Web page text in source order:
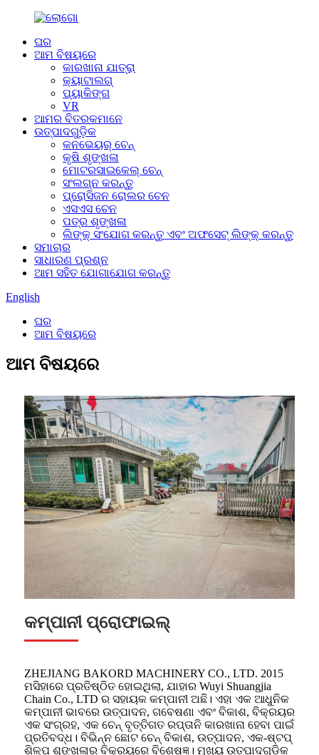
ଘର
ଆମ ବିଷୟରେ
କାରଖାନା ଯାତ୍ରା
କ୍ୟାଟାଲଗ୍
ପ୍ୟାକିଙ୍ଗ
VR
ଆମର ବିତରକମାନେ
ଉତ୍ପାଦଗୁଡ଼ିକ
କନଭେୟର୍ ଚେନ୍
କୃଷି ଶୃଙ୍ଖଳା
ମୋଟରସାଇକେଲ୍ ଚେନ୍
ସଂଲଗ୍ନ କରନ୍ତୁ
ପ୍ରୋସିଜନ ରୋଲର ଚେନ
ଏସଏସ ଚେନ
ପତ୍ର ଶୃଙ୍ଖଳା
ଲିଙ୍କ୍ ସଂଯୋଗ କରନ୍ତୁ ଏବଂ ଅଫସେଟ୍ ଲିଙ୍କ୍ କରନ୍ତୁ
ସମାଚାର
ସାଧାରଣ ପ୍ରଶ୍ନ
ଆମ ସହିତ ଯୋଗାଯୋଗ କରନ୍ତୁ
English
ଘର
ଆମ ବିଷୟରେ
ଆମ ବିଷୟରେ
କମ୍ପାନୀ ପ୍ରୋଫାଇଲ୍
ZHEJIANG BAKORD MACHINERY CO., LTD. 2015
ମସିହାରେ ପ୍ରତିଷ୍ଠିତ ହୋଇଥିଲା, ଯାହାର Wuyi Shuangjia
Chain Co., LTD ର ସହାୟକ କମ୍ପାନୀ ଅଛି। ଏହା ଏକ ଆଧୁନିକ
କମ୍ପାନୀ ଭାବରେ ଉତ୍ପାଦନ, ଗବେଷଣା ଏବଂ ବିକାଶ, ବିକ୍ରୟର
ଏକ ସଂଗ୍ରହ, ଏକ ଚେନ୍ ବୃତ୍ତିଗତ ରପ୍ତାନି କାରଖାନା ହେବା ପାଇଁ
ପ୍ରତିବଦ୍ଧ। ବିଭିନ୍ନ ଛୋଟ ଚେନ୍ ବିକାଶ, ଉତ୍ପାଦନ, ଏକ-ଷ୍ଟପ୍
ଶିଳ୍ପ ଶୃଙ୍ଖଳାର ବିକ୍ରୟରେ ବିଶେଷଜ୍ଞ। ମୁଖ୍ୟ ଉତ୍ପାଦଗୁଡ଼ିକ